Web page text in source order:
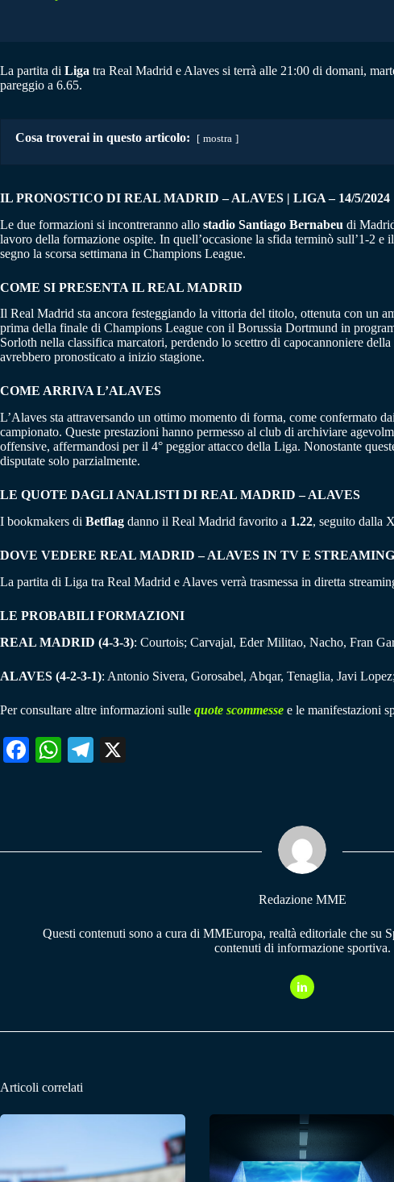
La partita di Liga tra Real Madrid e Alaves si terrà alle 21:00 di domani,
pareggio a 6.65.
Cosa troverai in questo articolo: mostra
IL PRONOSTICO DI REAL MADRID – ALAVES | LIGA – 14/5/2024
Le due formazioni si incontreranno allo stadio Santiago Bernabeu di
lavoro della formazione ospite. In quell’occasione la sfida terminò sull’1-2 e
segno la scorsa settimana in Champions League.
COME SI PRESENTA IL REAL MADRID
Il Real Madrid sta ancora festeggiando la vittoria del titolo, ottenuta con un
prima della finale di Champions League con il Borussia Dortmund in
Sorloth nella classifica marcatori, perdendo lo scettro di capocannoniere
avrebbero pronosticato a inizio stagione.
COME ARRIVA L’ALAVES
L’Alaves sta attraversando un ottimo momento di forma, come confermato
campionato. Queste prestazioni hanno permesso al club di archiviare
offensive, affermandosi per il 4° peggior attacco della Liga. Nonostante
disputate solo parzialmente.
LE QUOTE DAGLI ANALISTI DI REAL MADRID – ALAVES
I bookmakers di Betflag danno il Real Madrid favorito a 1.22, seguito dalla
DOVE VEDERE REAL MADRID – ALAVES IN TV E STREAMING
La partita di Liga tra Real Madrid e Alaves verrà trasmessa in diretta
LE PROBABILI FORMAZIONI
REAL MADRID (4-3-3): Courtois; Carvajal, Eder Militao, Nacho, Fran
ALAVES (4-2-3-1): Antonio Sivera, Gorosabel, Abqar, Tenaglia, Javi
Per consultare altre informazioni sulle quote scommesse e le manifestazioni
Fa W
pp
Te
m
Redazione MME
Questi contenuti sono a cura di MMEuropa, realtà editoriale che su
contenuti di informazione sportiva.
Articoli correlati